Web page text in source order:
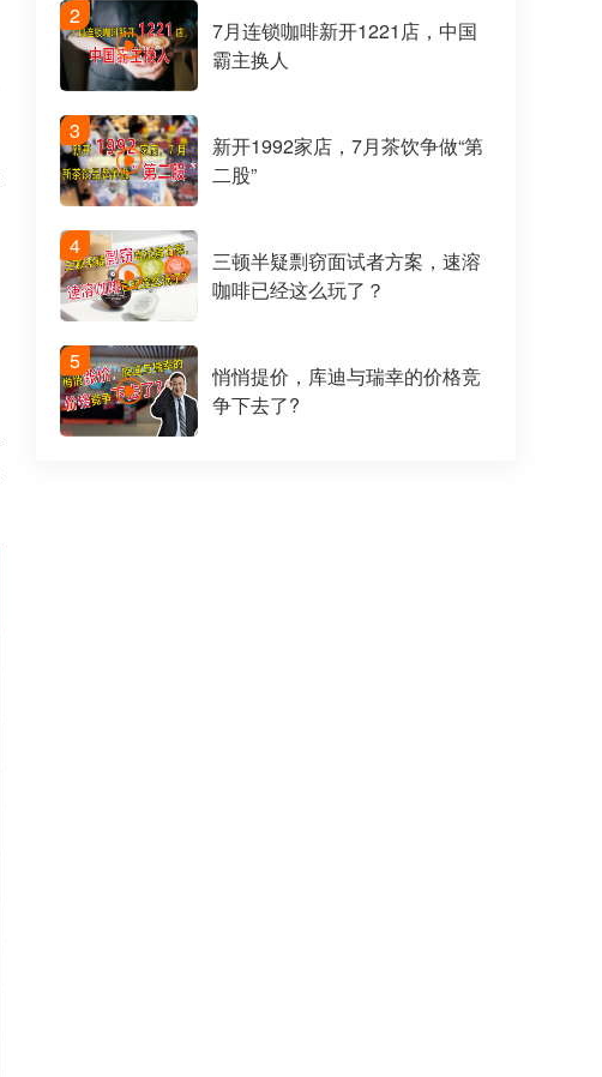
2
7月连锁咖啡新开1221店，中国
霸主换人
3
新开1992家店，7月茶饮争做“第
二股”
4
三顿半疑剽窃面试者方案，速溶
咖啡已经这么玩了？
5
悄悄提价，库迪与瑞幸的价格竞
争下去了?